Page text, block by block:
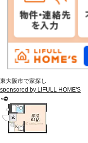
東大阪市で家探し
sponsored by LIFULL HOME'S